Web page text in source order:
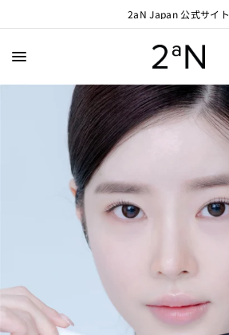
2aN Japan 公式サイト